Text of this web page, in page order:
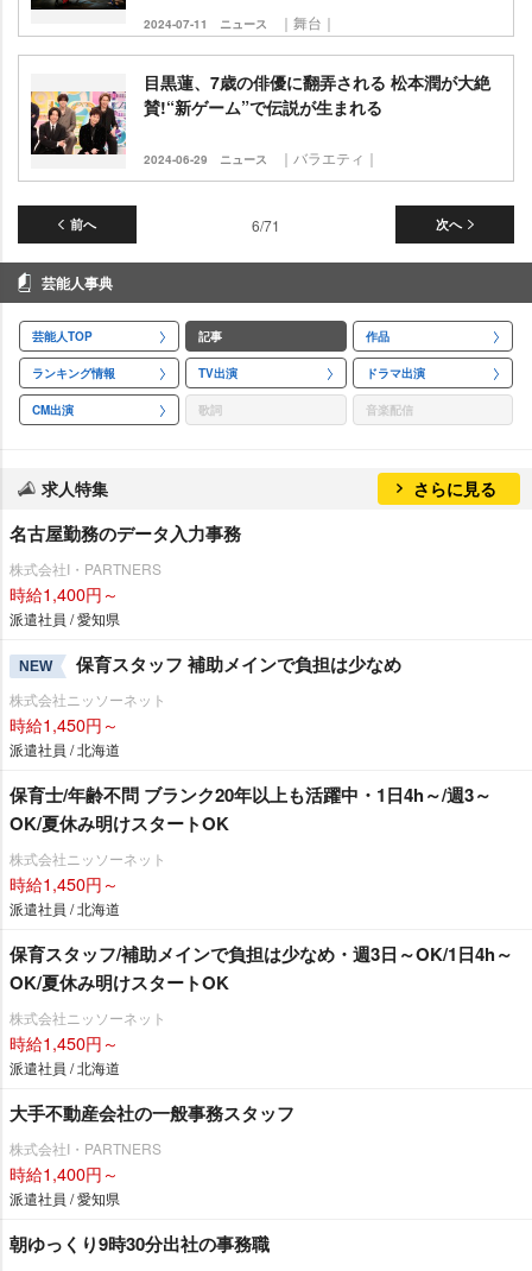
2024-07-11 ニュース ｜舞台｜
目黒蓮、7歳の俳優に翻弄される 松本潤が大絶
賛!“新ゲーム”で伝説が生まれる
2024-06-29 ニュース ｜バラエティ｜
前へ 次へ
6/71
芸能人事典
芸能人TOP 記事 作品
ランキング情報 TV出演 ドラマ出演
CM出演 歌詞 音楽配信
求人特集 さらに見る
名古屋勤務のデータ入力事務
株式会社I・PARTNERS
時給1,400円～
派遣社員 / 愛知県
NEW 保育スタッフ 補助メインで負担は少なめ
株式会社ニッソーネット
時給1,450円～
派遣社員 / 北海道
保育士/年齢不問 ブランク20年以上も活躍中・1日4h～/週3～
OK/夏休み明けスタートOK
株式会社ニッソーネット
時給1,450円～
派遣社員 / 北海道
保育スタッフ/補助メインで負担は少なめ・週3日～OK/1日4h～
OK/夏休み明けスタートOK
株式会社ニッソーネット
時給1,450円～
派遣社員 / 北海道
大手不動産会社の一般事務スタッフ
株式会社I・PARTNERS
時給1,400円～
派遣社員 / 愛知県
朝ゆっくり9時30分出社の事務職